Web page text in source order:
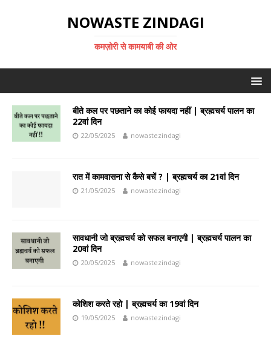
NOWASTE ZINDAGI
कमज़ोरी से कामयाबी की ओर
बीते कल पर पछताने का कोई फायदा नहीं | ब्रह्मचर्य पालन का
22वां दिन
22/05/2025 nowastezindagi
रात में कामवासना से कैसे बचें ? | ब्रह्मचर्य का 21वां दिन
21/05/2025 nowastezindagi
सावधानी जो ब्रह्मचर्य को सफल बनाएगी | ब्रह्मचर्य पालन का
20वां दिन
20/05/2025 nowastezindagi
कोशिश करते रहो | ब्रह्मचर्य का 19वां दिन
19/05/2025 nowastezindagi